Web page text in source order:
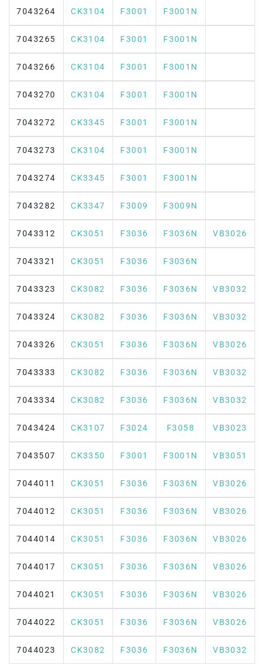
7043264 CK3104 F3001 F3001N
7043265 CK3104 F3001 F3001N
7043266 CK3104 F3001 F3001N
7043270 CK3104 F3001 F3001N
7043272 CK3345 F3001 F3001N
7043273 CK3104 F3001 F3001N
7043274 CK3345 F3001 F3001N
7043282 CK3347 F3009 F3009N
7043312 CK3051 F3036 F3036N VB3026
7043321 CK3051 F3036 F3036N
7043323 CK3082 F3036 F3036N VB3032
7043324 CK3082 F3036 F3036N VB3032
7043326 CK3051 F3036 F3036N VB3026
7043333 CK3082 F3036 F3036N VB3032
7043334 CK3082 F3036 F3036N VB3032
7043424 CK3107 F3024 F3058 VB3023
7043507 CK3350 F3001 F3001N VB3051
7044011 CK3051 F3036 F3036N VB3026
7044012 CK3051 F3036 F3036N VB3026
7044014 CK3051 F3036 F3036N VB3026
7044017 CK3051 F3036 F3036N VB3026
7044021 CK3051 F3036 F3036N VB3026
7044022 CK3051 F3036 F3036N VB3026
7044023 CK3082 F3036 F3036N VB3032